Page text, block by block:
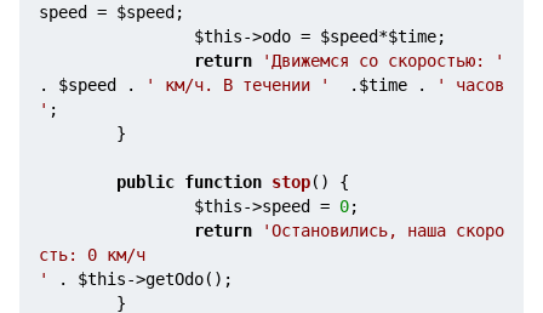
speed = $speed ;
$this->odo = $speed*$time;
return
'Движемся со скоростью: '
. $speed . ' км/ч. В течении '
  .
$time .
' ;
public function stop()
{
$this->speed = 0;
return
'Остановились, наша скоро
сть: 0 км/ч
'
. $this->getOdo();